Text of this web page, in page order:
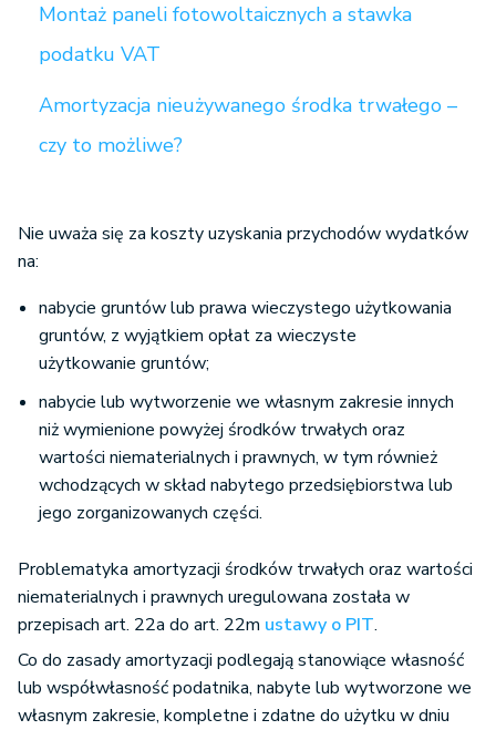
Montaż paneli fotowoltaicznych a stawka
podatku VAT
Amortyzacja nieużywanego środka trwałego –
czy to możliwe?
Nie uważa się za koszty uzyskania przychodów wydatków
na:
nabycie gruntów lub prawa wieczystego użytkowania
gruntów, z wyjątkiem opłat za wieczyste
użytkowanie gruntów;
nabycie lub wytworzenie we własnym zakresie innych
niż wymienione powyżej środków trwałych oraz
wartości niematerialnych i prawnych, w tym również
wchodzących w skład nabytego przedsiębiorstwa lub
jego zorganizowanych części.
Problematyka amortyzacji środków trwałych oraz wartości
niematerialnych i prawnych uregulowana została w
przepisach art. 22a do art. 22m ustawy o PIT.
Co do zasady amortyzacji podlegają stanowiące własność
lub współwłasność podatnika, nabyte lub wytworzone we
własnym zakresie, kompletne i zdatne do użytku w dniu